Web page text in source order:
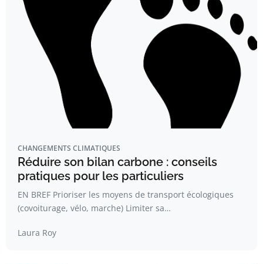
CHANGEMENTS CLIMATIQUES
Réduire son bilan carbone : conseils
pratiques pour les particuliers
EN BREF Prioriser les moyens de transport écologiques
(covoiturage, vélo, marche) Limiter sa…
Laura Roy